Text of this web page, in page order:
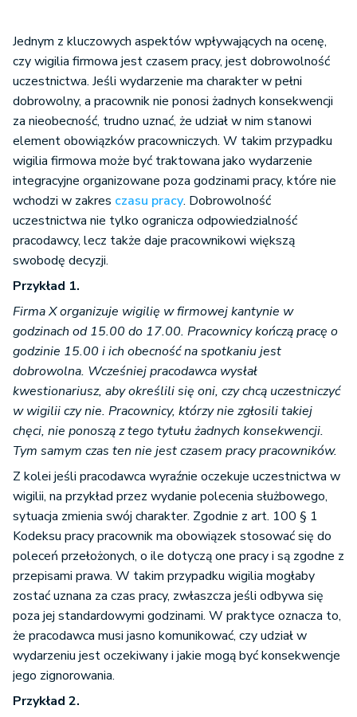
Jednym z kluczowych aspektów wpływających na ocenę,
czy wigilia firmowa jest czasem pracy, jest dobrowolność
uczestnictwa. Jeśli wydarzenie ma charakter w pełni
dobrowolny, a pracownik nie ponosi żadnych konsekwencji
za nieobecność, trudno uznać, że udział w nim stanowi
element obowiązków pracowniczych. W takim przypadku
wigilia firmowa może być traktowana jako wydarzenie
integracyjne organizowane poza godzinami pracy, które nie
wchodzi w zakres czasu pracy. Dobrowolność
uczestnictwa nie tylko ogranicza odpowiedzialność
pracodawcy, lecz także daje pracownikowi większą
swobodę decyzji.
Przykład 1.
Firma X organizuje wigilię w firmowej kantynie w
godzinach od 15.00 do 17.00. Pracownicy kończą pracę o
godzinie 15.00 i ich obecność na spotkaniu jest
dobrowolna. Wcześniej pracodawca wysłał
kwestionariusz, aby określili się oni, czy chcą uczestniczyć
w wigilii czy nie. Pracownicy, którzy nie zgłosili takiej
chęci, nie ponoszą z tego tytułu żadnych konsekwencji.
Tym samym czas ten nie jest czasem pracy pracowników.
Z kolei jeśli pracodawca wyraźnie oczekuje uczestnictwa w
wigilii, na przykład przez wydanie polecenia służbowego,
sytuacja zmienia swój charakter. Zgodnie z art. 100 § 1
Kodeksu pracy pracownik ma obowiązek stosować się do
poleceń przełożonych, o ile dotyczą one pracy i są zgodne z
przepisami prawa. W takim przypadku wigilia mogłaby
zostać uznana za czas pracy, zwłaszcza jeśli odbywa się
poza jej standardowymi godzinami. W praktyce oznacza to,
że pracodawca musi jasno komunikować, czy udział w
wydarzeniu jest oczekiwany i jakie mogą być konsekwencje
jego zignorowania.
Przykład 2.